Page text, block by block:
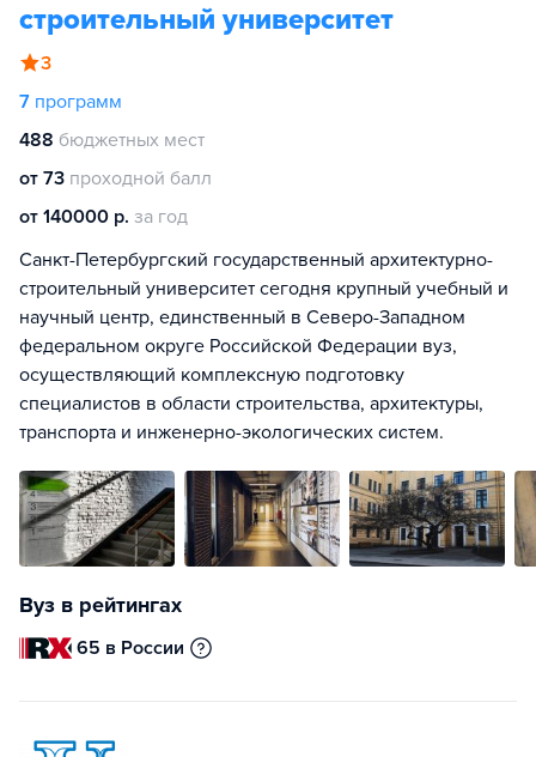
строительный университет
3
7 программ
488 бюджетных мест
от 73 проходной балл
от 140000 р. за год
Санкт-Петербургский государственный архитектурно-
строительный университет сегодня крупный учебный и
научный центр, единственный в Северо-Западном
федеральном округе Российской Федерации вуз,
осуществляющий комплексную подготовку
специалистов в области строительства, архитектуры,
транспорта и инженерно-экологических систем.
Вуз в рейтингах
65 в России